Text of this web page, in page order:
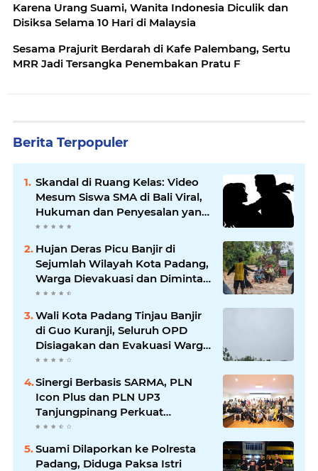
Karena Urang Suami, Wanita Indonesia Diculik dan
Disiksa Selama 10 Hari di Malaysia
Sesama Prajurit Berdarah di Kafe Palembang, Sertu
MRR Jadi Tersangka Penembakan Pratu F
Berita Terpopuler
Skandal di Ruang Kelas: Video
Mesum Siswa SMA di Bali Viral,
Hukuman dan Penyesalan yang
Mengikuti
Hujan Deras Picu Banjir di
Sejumlah Wilayah Kota Padang,
Warga Dievakuasi dan Diminta
Waspada Banjir Susulan
Wali Kota Padang Tinjau Banjir
di Guo Kuranji, Seluruh OPD
Disiagakan dan Evakuasi Warga
Dipercepat
Sinergi Berbasis SARMA, PLN
Icon Plus dan PLN UP3
Tanjungpinang Perkuat
Kolaborasi Strategis
Suami Dilaporkan ke Polresta
Padang, Diduga Paksa Istri